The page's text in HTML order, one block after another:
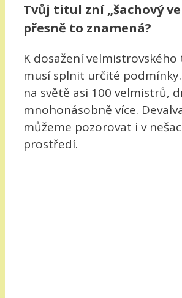
Tvůj titul zní „šachový
přesně to znamená?
K dosažení
musí splnit určité
na světě asi 100 velmistrů,
mnohonásobně více.
můžeme pozorovat i v
prostředí.